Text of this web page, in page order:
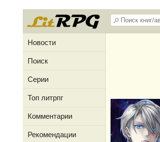
Новости
Поиск
Серии
Топ литрпг
Комментарии
Рекомендации